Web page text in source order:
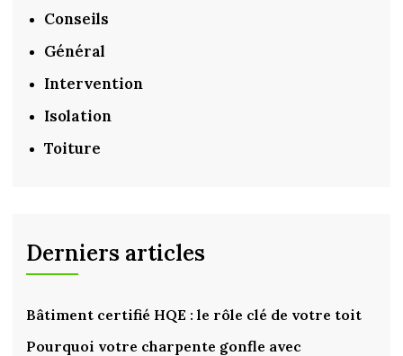
Conseils
Général
Intervention
Isolation
Toiture
Derniers articles
Bâtiment certifié HQE : le rôle clé de votre toit
Pourquoi votre charpente gonfle avec